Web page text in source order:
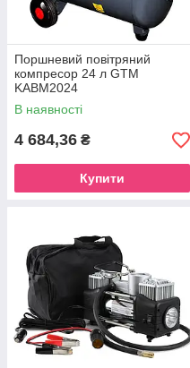
Поршневий повітряний
компресор 24 л GTM
KABM2024
В наявності
4 684,36 ₴
Купити